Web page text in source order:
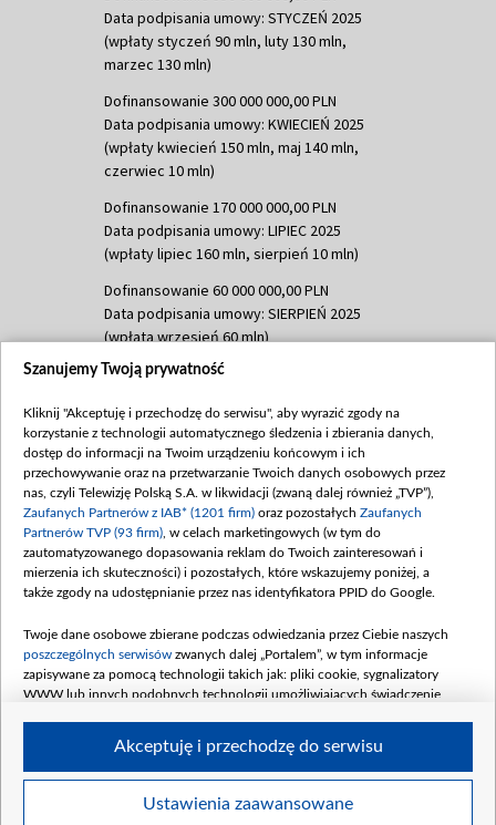
Data podpisania umowy: STYCZEŃ 2025
(wpłaty styczeń 90 mln, luty 130 mln,
marzec 130 mln)
Dofinansowanie 300 000 000,00 PLN
Data podpisania umowy: KWIECIEŃ 2025
(wpłaty kwiecień 150 mln, maj 140 mln,
czerwiec 10 mln)
Dofinansowanie 170 000 000,00 PLN
Data podpisania umowy: LIPIEC 2025
(wpłaty lipiec 160 mln, sierpień 10 mln)
Dofinansowanie 60 000 000,00 PLN
Data podpisania umowy: SIERPIEŃ 2025
(wpłata wrzesień 60 mln)
Dofinansowanie 635 783 051,21 PLN
(wpłata wrzesień 100 mln, październik 350
mln, listopad 265 mln)
Dofinansowanie 48 862 000,00 PLN
Data podpisania umowy: GRUDZIEŃ 2025
(wpłata grudzień 60,548 mln)
Dofinansowanie 900 000 000,00 PLN
Data podpisania umowy: LUTY 2026 (wpłata
kwiecień 180 mln, 7 maja 180 mln, 8
czerwca 90 mln)
Dofinansowanie 250 000 000,00 PLN
4 sierpnia 250 mln
Szanujemy Twoją prywatność
Kliknij "Akceptuję i przechodzę do serwisu", aby wyrazić zgody na
korzystanie z technologii automatycznego śledzenia i zbierania danych,
dostęp do informacji na Twoim urządzeniu końcowym i ich
przechowywanie oraz na przetwarzanie Twoich danych osobowych przez
nas, czyli Telewizję Polską S.A. w likwidacji (zwaną dalej również „TVP”),
Zaufanych Partnerów z IAB* (1201 firm) oraz pozostałych Zaufanych
Partnerów TVP (93 firm) , w celach marketingowych (w tym do
zautomatyzowanego dopasowania reklam do Twoich zainteresowań i
mierzenia ich skuteczności) i pozostałych, które wskazujemy poniżej, a
także zgody na udostępnianie przez nas identyfikatora PPID do Google.
Twoje dane osobowe zbierane podczas odwiedzania przez Ciebie naszych
poszczególnych serwisów zwanych dalej „Portalem”, w tym informacje
zapisywane za pomocą technologii takich jak: pliki cookie, sygnalizatory
WWW lub innych podobnych technologii umożliwiających świadczenie
Twoje dane osobowe zbierane podczas odwiedzania przez Ciebie
Ustawienia zaawansowane
Akceptuję i przechodzę do serwisu